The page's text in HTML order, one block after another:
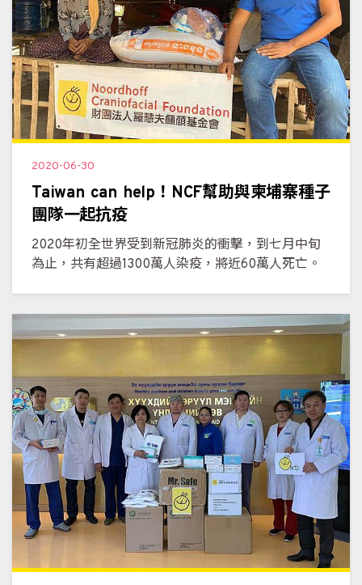
2020-06-30
Taiwan can help！NCF幫助與柬埔寨種子
團隊一起抗疫
2020年初全世界受到新冠肺炎的衝擊，到七月中旬
為止，共有超過1300萬人染疫，將近60萬人死亡。